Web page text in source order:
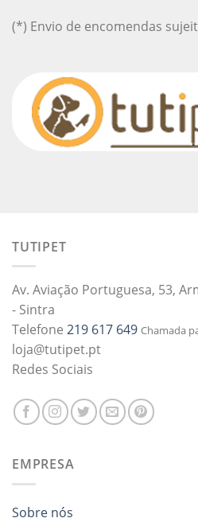
(*) Envio de encomendas
TUTIPET
Av. Aviação Portuguesa, 53,
- Sintra
Telefone 219 617 649 Chamada
loja@tutipet.pt
Redes Sociais
EMPRESA
Sobre nós